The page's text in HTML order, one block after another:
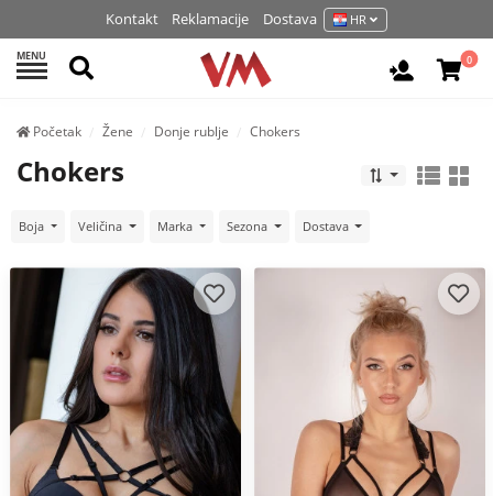
Kontakt Reklamacije Dostava HR
MENU Pretraži Prijavite
0
Početak Žene Donje rublje Chokers
Chokers
Boja Veličina Marka Sezona Dostava